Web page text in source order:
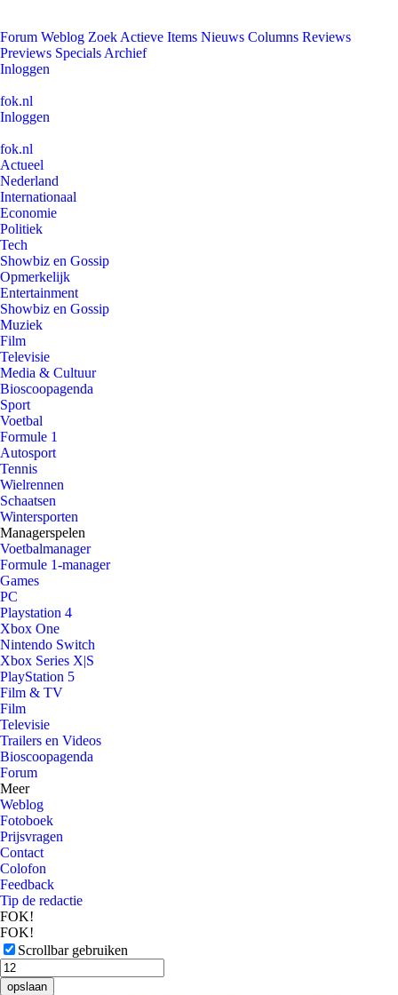
Forum Weblog Zoek Actieve Items Nieuws Columns Reviews
Previews Specials Archief
Inloggen
fok.nl
Inloggen
fok.nl
Actueel
Nederland
Internationaal
Economie
Politiek
Tech
Showbiz en Gossip
Opmerkelijk
Entertainment
Showbiz en Gossip
Muziek
Film
Televisie
Media & Cultuur
Bioscoopagenda
Sport
Voetbal
Formule 1
Autosport
Tennis
Wielrennen
Schaatsen
Wintersporten
Managerspelen
Voetbalmanager
Formule 1-manager
Games
PC
Playstation 4
Xbox One
Nintendo Switch
Xbox Series X|S
PlayStation 5
Film & TV
Film
Televisie
Trailers en Videos
Bioscoopagenda
Forum
Meer
Weblog
Fotoboek
Prijsvragen
Contact
Colofon
Feedback
Tip de redactie
FOK!
FOK!
Scrollbar gebruiken
opslaan